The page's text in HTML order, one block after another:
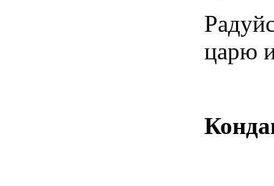
царю